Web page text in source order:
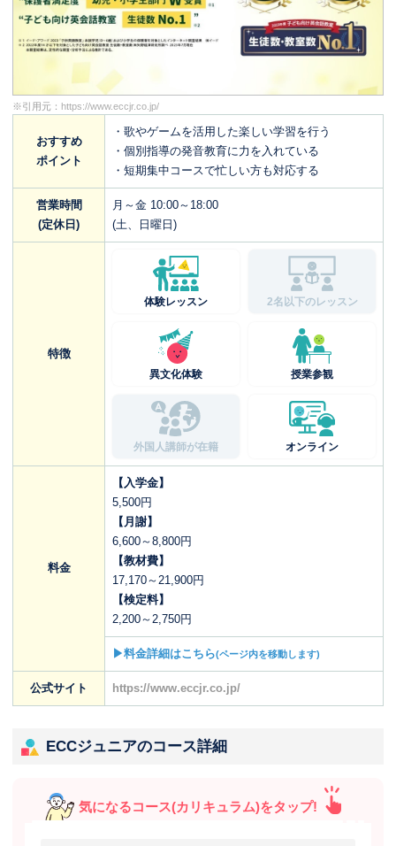
※引用元： https://www.eccjr.co.jp/
おすすめ
ポイント
・歌やゲームを活用した楽しい学習を行う
・個別指導の発音教育に力を入れている
・短期集中コースで忙しい方も対応する
営業時間
(定休日)
月～金 10:00～18:00
(土、日曜日)
特徴
体験レッスン 2名以下のレッスン
異文化体験 授業参観
外国人講師が在籍 オンライン
料金
【入学金】
5,500円
【月謝】
6,600～8,800円
【教材費】
17,170～21,900円
【検定料】
2,200～2,750円
▶料金詳細はこちら(ページ内を移動します)
公式サイト https://www.eccjr.co.jp/
ECCジュニアのコース詳細
気になるコース(カリキュラム)をタップ!